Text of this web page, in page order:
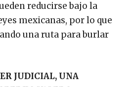
reducirse bajo la
mexicanas, por lo que
una ruta para burlar
JUDICIAL, UNA